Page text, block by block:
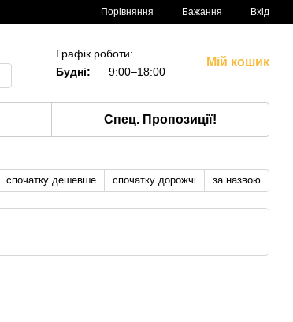
Порівняння Бажання Вхід
Графік роботи:
Будні:
9:00–18:00
Мій кошик
Спец. Пропозиції!
спочатку дешевше спочатку дорожчі за назвою